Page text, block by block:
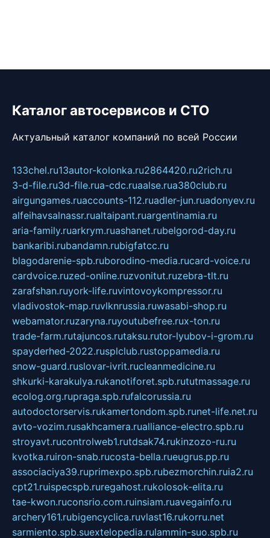
Каталог автосервисов и СТО
Актуальный каталог компаний по всей России
133chel.ru13autor-kolonka.ru2864420.ru2rich.ru
3-d-file.ru3d-file.rua-cdc.ruaalse.rua380club.ru
airgungames.ruaccounts-112.ruadler-jun.ruadonyev.ru
alfeihavsalnassr.rualtaipant.ruargentinamia.ru
aria-family.ruarkrym.ruashanet.rubelgorod-day.ru
bankaribi.rubandamn.rubigfatcc.ru
blagodarenie-spb.ruborodino-media.rucard-voice.ru
cardvoice.ruzed-online.ruzvonitut.ruzebra-tlt.ru
zarafshan.ruyork-life.ruvintovoykompressor.ru
vladivostok-map.ruvlknrussia.ruwasabi-shop.ru
webamator.ruzaryna.ruyoutubefree.rux-ton.ru
trade-farm.rutajuncos.rutaksu.rutor-lyubov-i-grom.ru
spayderhed-2022.rusplclub.rustoppamedia.ru
snow-guard.ruslovar-ivrit.rucleanmedicine.ru
shkurki-karakulya.rukanotiforet.spb.rututmassage.ru
ecolog.org.rupraga.spb.rufalcorussia.ru
autodoctorservis.rukamertondom.spb.runet-life.net.ru
avto-vozim.rusakhcamera.rualliance-electro.spb.ru
stroyavt.rucontrolweb1.rutdsak74.rukinzozo-ru.ru
kvotka.ruiron-snab.rucosta-bella.rueugrus.pp.ru
associaciya39.ruprimexpo.spb.rubezmorchin.ruia2.ru
cpt21.ruispecspb.ruregahost.rukolosok-elita.ru
tae-kwon.ruconsrio.com.ruinsiam.ruavegainfo.ru
archery161.rubigencyclica.ruvlast16.rukorru.net
sarmiento.spb.suextelopedia.rulammin-suo.spb.ru